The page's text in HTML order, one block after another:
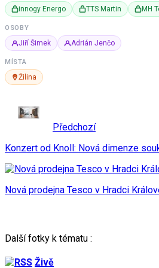
innogy Energo TTS Martin MH
OSOBY
Jiří Šimek Adrián Jenčo
MÍSTA
Žilina
Předchozí
Konzert od Knoll: Nová dimenze
Nová prodejna Tesco v Hradci
Další fotky k tématu :
Živě